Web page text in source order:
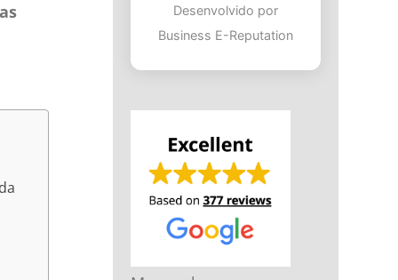
Desenvolvido por
Business E-Reputation